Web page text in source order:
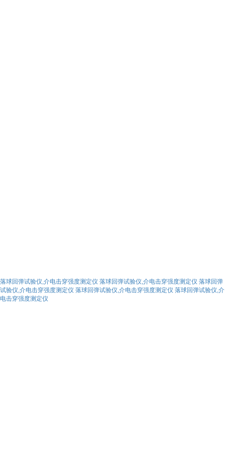
落球回弹试验仪,介电击穿强度测定仪 落球回弹试验仪,介电击穿强度测定仪 落球回弹
试验仪,介电击穿强度测定仪 落球回弹试验仪,介电击穿强度测定仪 落球回弹试验仪,介
电击穿强度测定仪